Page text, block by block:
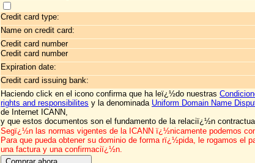
Credit card type:
Name on credit card:
Credit card number
Credit card number
Expiration date:
Credit card issuing bank:
Haciendo click en el icono confirma que ha leï¿½do nuestras
rights and responsibilites y la denominada Uniform Domain Name
de Internet ICANN,
y que estos documentos son el fundamento de la relaciï¿½n
Segï¿½n las normas vigentes de la ICANN ï¿½nicamente podemos
Para que pueda obtener su dominio de forma rï¿½pida, le rogamos el
una factura y una confirmaciï¿½n.